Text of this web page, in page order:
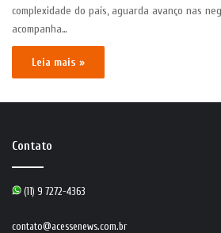
complexidade do país, aguarda avanço nas
acompanha…
Leia mais »
Contato
(11) 9 7272-4363
contato@acessenews.com.br